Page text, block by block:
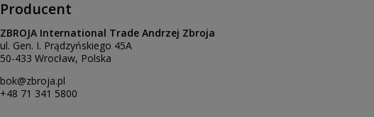
Producent
ZBROJA International Trade Andrzej Zbroja
ul. Gen. I. Prądzyńskiego 45A
50-433 Wrocław, Polska
bok@zbroja.pl
+48 71 341 5800